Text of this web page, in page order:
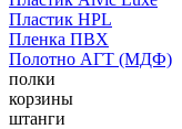
Пластик HPL
Пленка ПВХ
Полотно АГТ (МДФ)
полки
корзины
штанги